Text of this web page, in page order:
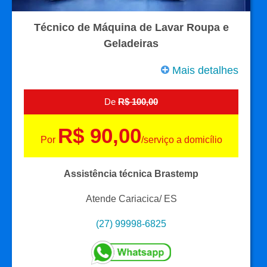
Técnico de Máquina de Lavar Roupa e
Geladeiras
Mais detalhes
De R$ 100,00
Por R$ 90,00/serviço a domicílio
Assistência técnica Brastemp
Atende Cariacica/ ES
(27) 99998-6825